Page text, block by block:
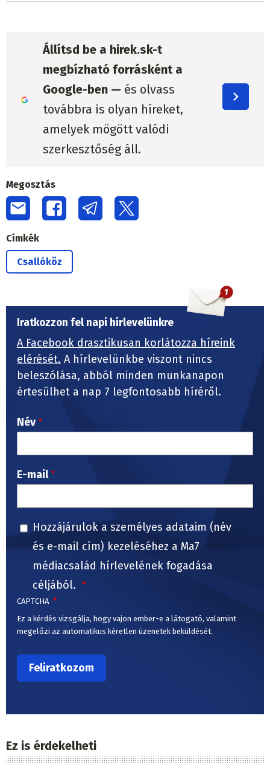
Állítsd be a hirek.sk-t
megbízható forrásként a
Google-ben — és olvass
továbbra is olyan híreket,
amelyek mögött valódi
szerkesztőség áll.
Megosztás
Címkék
Csallóköz
Iratkozzon fel napi hírlevelünkre
A Facebook drasztikusan korlátozza híreink
elérését. A hírlevelünkbe viszont nincs
beleszólása, abból minden munkanapon
értesülhet a nap 7 legfontosabb híréről.
Név
E-mail
Hozzájárulok a személyes adataim (név
és e-mail cím) kezeléséhez a Ma7
médiacsalád hírlevelének fogadása
céljából.
CAPTCHA
Ez a kérdés vizsgálja, hogy vajon ember-e a látogató, valamint
megelőzi az automatikus kéretlen üzenetek beküldését.
Ez is érdekelheti